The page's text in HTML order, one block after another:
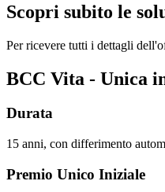
Scopri subito le
Per ricevere tutti i dettagli
BCC Vita - Unica
Durata
15 anni, con differimento
Premio Unico Iniziale